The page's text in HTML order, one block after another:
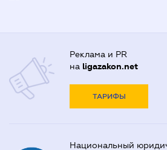
Реклама и PR
на ligazakon.net
ТАРИФЫ
Национальный